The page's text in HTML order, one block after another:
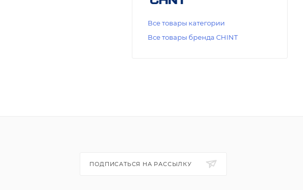
Все товары категории
Все товары бренда CHINT
ПОДПИСАТЬСЯ НА РАССЫЛКУ